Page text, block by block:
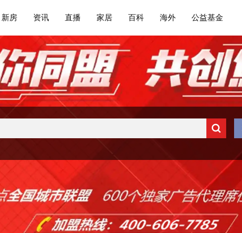
新房 资讯 直播 家居 百科 海外 公益基金